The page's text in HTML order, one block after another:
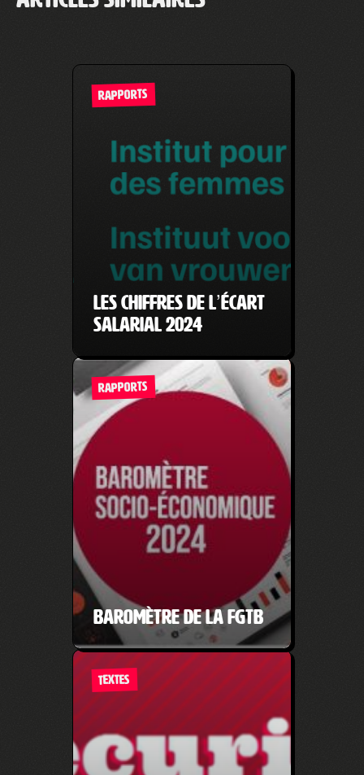
RAPPORTS
Les chiffres de l’écart
salarial 2024
RAPPORTS
Baromètre de la FGTB
TEXTES